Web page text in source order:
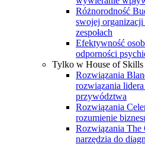
Różnorodność
swojej
zespołach
Efektywność
odporności
Tylko w House of Skills
Rozwiązania
rozwiązania
przywództwa
Rozwiązania
rozumienie
Rozwiązania The
narzędzia do